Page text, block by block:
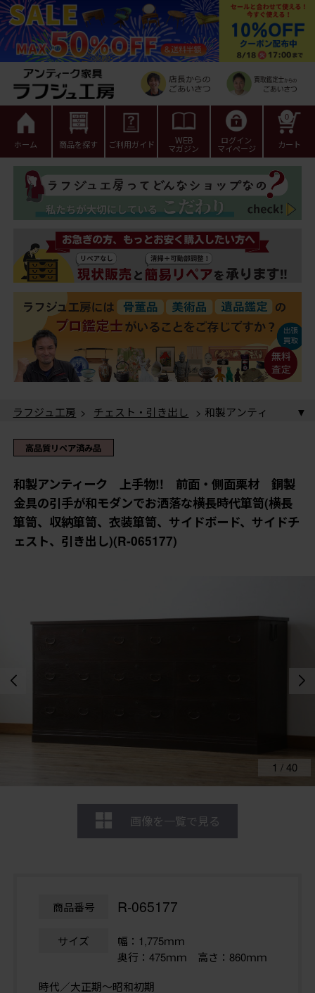
ホーム 商品を探す ご利用ガイド WEB
マガジン
ログイン
マイページ カート
0
ラフジュ工房 > チェスト・引き出し
モダンでお洒落な横長時代箪笥(横長箪笥、収納箪笥、衣
装箪笥、サイドボード、サイドチェスト、引き出し)(R-
065177)
ラフジュ工房 > 和箪笥
物!! 前面・側面栗材 銅製金具の引手が和モダンでお
洒落な横長時代箪笥(横長箪笥、収納箪笥、衣装箪笥、サ
イドボード、サイドチェスト、引き出し)(R-065177)
ラフジュ工房 キャビネット・戸棚 >
サイドボード
> 和製アンティーク 上手物!! 前面・側面栗材 銅製
金具の引手が和モダンでお洒落な横長時代箪笥(横長箪
笥、収納箪笥、衣装箪笥、サイドボード、サイドチェス
ト、引き出し)(R-065177)
ラフジュ工房 > 和箪笥 > 衣装箪笥 > 和製アンティー
ク 上手物!! 前面・側面栗材 銅製金具の引手が和モ
ダンでお洒落な横長時代箪笥(横長箪笥、収納箪笥、衣装
高品質リペア済み品
和製アンティーク 上手物!! 前面・側面栗材 銅製
金具の引手が和モダンでお洒落な横長時代箪笥(横長
箪笥、収納箪笥、衣装箪笥、サイドボード、サイドチ
ェスト、引き出し)(R-065177)
1 /40
画像を一覧で見る
商品番号 R-065177
サイズ
幅：1,775ｍｍ
奥行：475ｍｍ 高さ：860ｍｍ
時代／大正期〜昭和初期